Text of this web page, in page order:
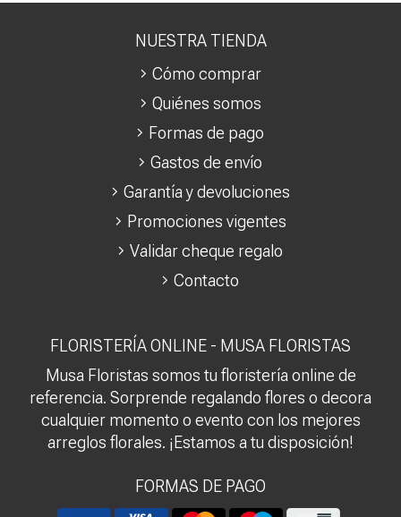
FLORISTERÍA ONLINE - MUSA FLORISTAS
Musa Floristas somos tu floristería online de
referencia. Sorprende regalando flores o decora
cualquier momento o evento con los mejores
arreglos florales. ¡Estamos a tu disposición!
FORMAS DE PAGO
NUESTRA TIENDA
Cómo comprar
Quiénes somos
Formas de pago
Gastos de envío
Garantía y devoluciones
Promociones vigentes
Validar cheque regalo
Contacto